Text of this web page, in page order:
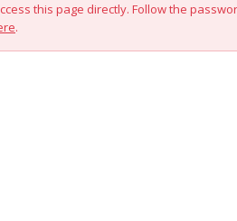
this page directly. Follow the
.